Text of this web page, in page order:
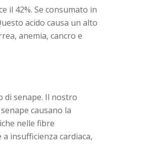
il 42%. Se consumato in
acido causa un alto
anemia, cancro e
di senape. Il nostro
causano la
nelle fibre
insufficienza cardiaca,